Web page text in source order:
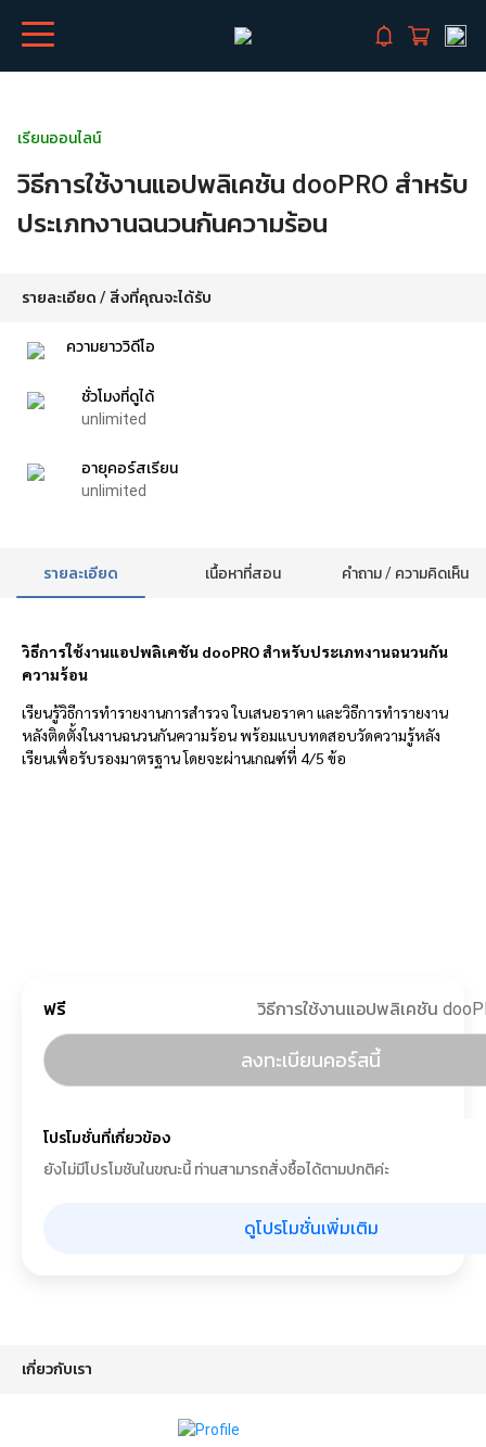
เรียนออนไลน์
วิธีการใช้งานแอปพลิเคชัน dooPRO สำหรับ
ประเภทงานฉนวนกันความร้อน
รายละเอียด / สิ่งที่คุณจะได้รับ
ความยาววิดีโอ
ชั่วโมงที่ดูได้
unlimited
อายุคอร์สเรียน
unlimited
รายละเอียด เนื้อหาที่สอน คำถาม / ความคิดเห็น
วิธีการใช้งานแอปพลิเคชัน dooPRO สำหรับประเภทงานฉนวนกัน
ความร้อน
เรียนรู้วิธีการทำรายงานการสำรวจ ใบเสนอราคา และวิธีการทำรายงาน
หลังติดตั้งในงานฉนวนกันความร้อน พร้อมแบบทดสอบวัดความรู้หลัง
เรียนเพื่อรับรองมาตรฐาน โดยจะผ่านเกณฑ์ที่ 4/5 ข้อ
ฟรี
ลงทะเบียนคอร์สนี้
โปรโมชั่นที่เกี่ยวข้อง
ยังไม่มีโปรโมชันในขณะนี้ ท่านสามารถสั่งซื้อได้ตามปกติค่ะ
ดูโปรโมชั่นเพิ่มเติม
เกี่ยวกับเรา